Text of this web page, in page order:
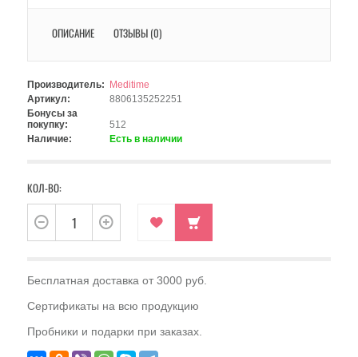
ОПИСАНИЕ ОТЗЫВЫ (0)
Производитель:
Meditime
Артикул:
8806135252251
Бонусы за
покупку:
512
Наличие:
Есть в наличии
КОЛ-ВО:
Бесплатная доставка от 3000 руб.
Сертификаты на всю продукцию
Пробники и подарки при заказах.